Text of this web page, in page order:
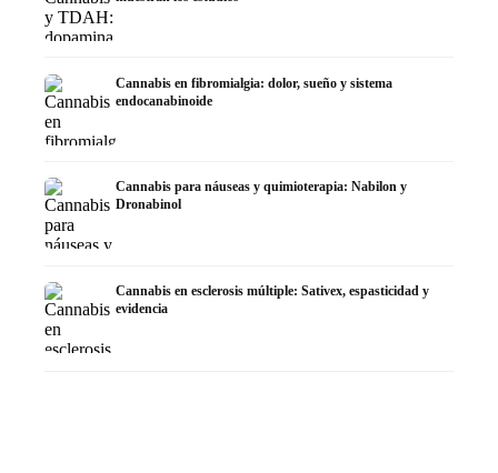
Cannabis en fibromialgia: dolor, sueño y sistema
endocanabinoide
Cannabis para náuseas y quimioterapia: Nabilon y
Dronabinol
Cannabis en esclerosis múltiple: Sativex, espasticidad y
evidencia